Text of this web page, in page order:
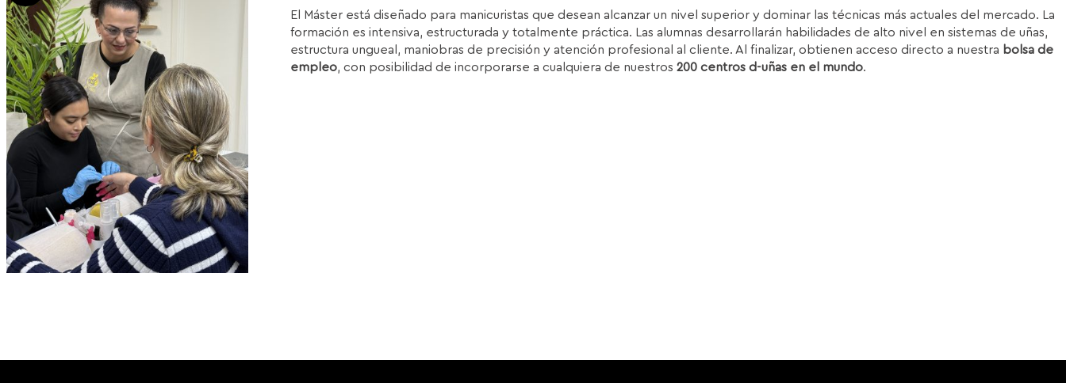
was:
1.850,00€.
is:
1.399,00€.
El Máster está diseñado para manicuristas que desean alcanzar un nivel superior y dominar las técnicas más actuales del mercado. La
formación es intensiva, estructurada y totalmente práctica. Las alumnas desarrollarán habilidades de alto nivel en sistemas de uñas,
estructura ungueal, maniobras de precisión y atención profesional al cliente. Al finalizar, obtienen acceso directo a nuestra bolsa de
empleo, con posibilidad de incorporarse a cualquiera de nuestros200 centros d-uñas en el mundo.